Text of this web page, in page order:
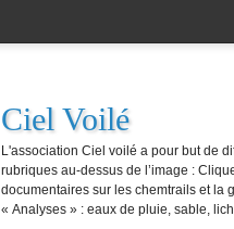
Ciel Voilé
L'association Ciel voilé a pour but de
rubriques au-dessus de l’image :
documentaires sur les chemtrails et la
« Analyses » : eaux de pluie, sable,